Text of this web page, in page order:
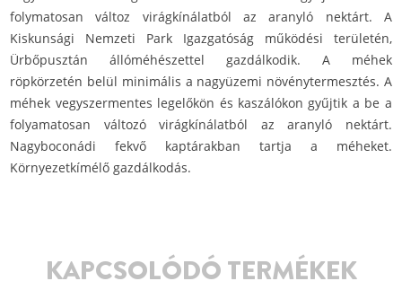
folymatosan változ virágkínálatból az aranyló nektárt. A
Kiskunsági Nemzeti Park Igazgatóság működési területén,
Ürbőpusztán állóméhészettel gazdálkodik. A méhek
röpkörzetén belül minimális a nagyüzemi növénytermesztés. A
méhek vegyszermentes legelőkön és kaszálókon gyűjtik a be a
folyamatosan változó virágkínálatból az aranyló nektárt.
Nagyboconádi fekvő kaptárakban tartja a méheket.
Környezetkímélő gazdálkodás.
KAPCSOLÓDÓ TERMÉKEK